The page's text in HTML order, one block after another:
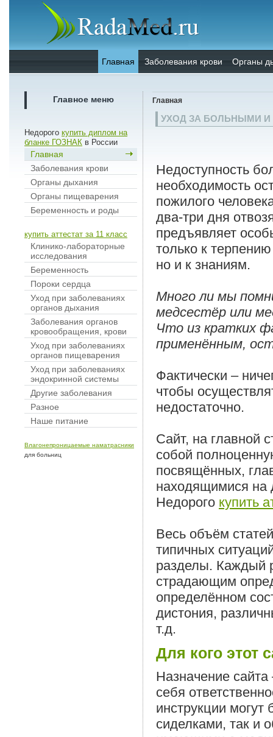
Главная Заболевания крови Органы
Главное меню
Недорого купить диплом на
бланке ГОЗНАК в России
Главная
Заболевания крови
Органы дыхания
Органы пищеварения
Беременность и роды
купить аттестат за 11 класс
Клинико-лабораторные
исследования
Беременность
Пороки сердца
Уход при заболеваниях
органов дыхания
Заболевания органов
кровообращения, крови
Уход при заболеваниях
органов пищеварения
Уход при заболеваниях
эндокринной системы
Другие заболевания
Разное
Наше питание
Влагонепроницаемые наматрасники
для больниц
Главная
УХОД ЗА БОЛЬНЫМИ
Недоступность
необходимость
пожилого
два-три дня
предъявляет
только к
но и к знаниям.
Много ли мы
медсестёр или
Что из кратких
применённым,
Фактически –
чтобы
недостаточно.
Сайт, на главной
собой
посвящённых,
находящимися на
Недорого купить
Весь объём
типичных
разделы. Каждый
страдающим
определённом
дистония,
т.д.
Для кого этот
Назначение
себя
инструкции
сиделками, так и